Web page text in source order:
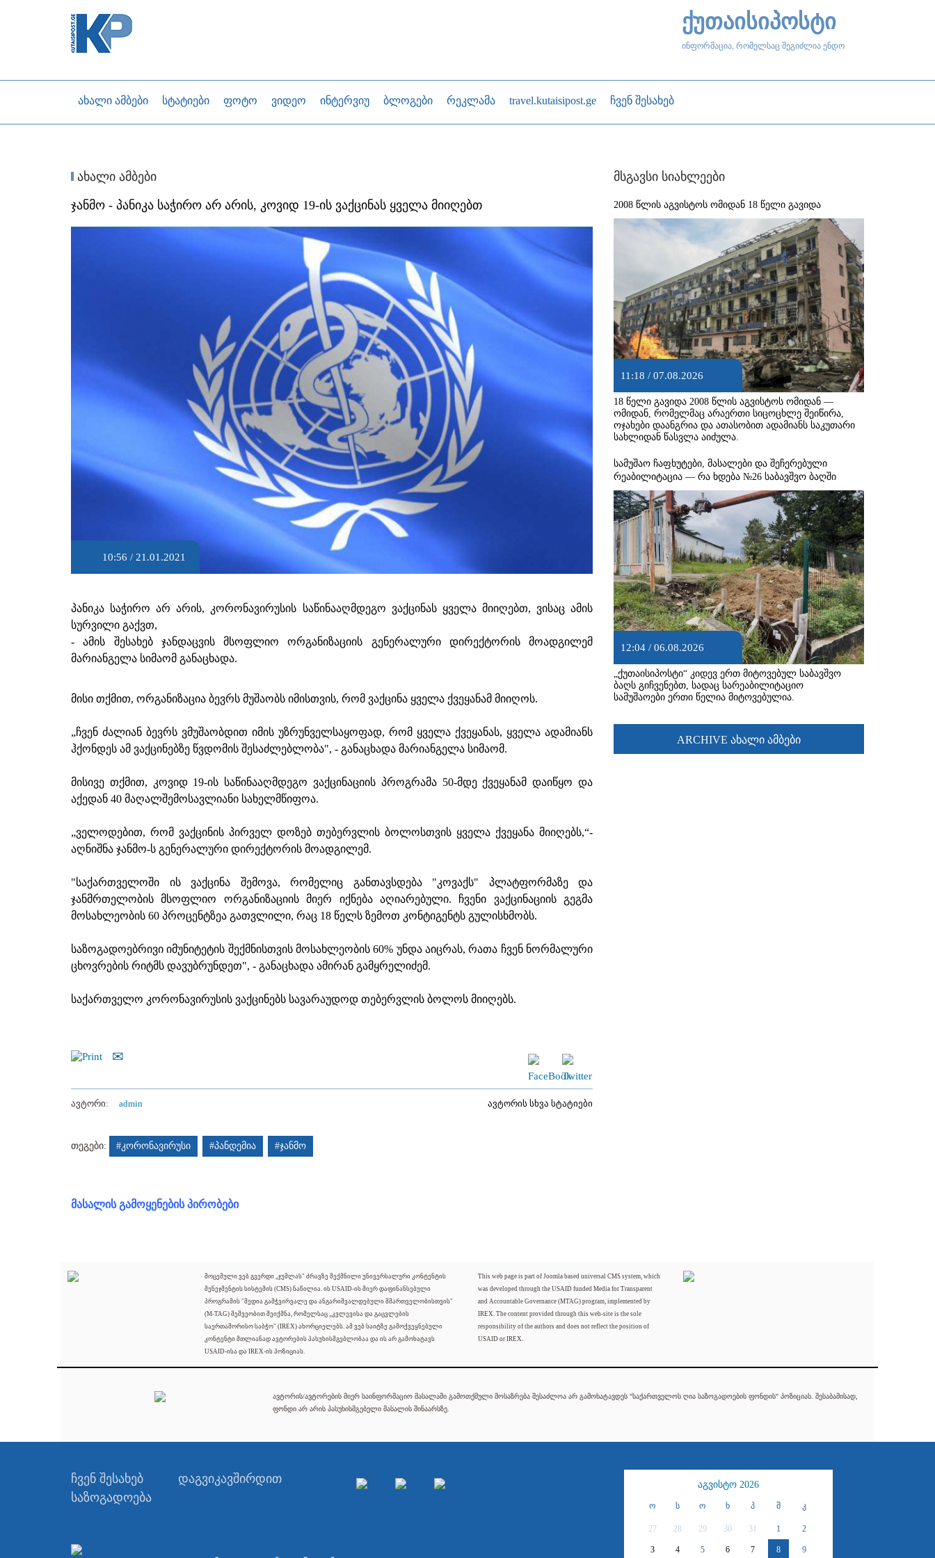
ქუთაისიპოსტი
ინფორმაცია, რომელსაც შეგიძლია ენდო
ახალი ამბები სტატიები ფოტო ვიდეო ინტერვიუ ბლოგები რეკლამა travel.kutaisipost.ge ჩვენ შესახებ
ახალი ამბები
ჯანმო - პანიკა საჭირო არ არის, კოვიდ 19-ის ვაქცინას ყველა მიიღებთ
10:56 / 21.01.2021
პანიკა საჭირო არ არის, კორონავირუსის საწინააღმდეგო ვაქცინას ყველა მიიღებთ, ვისაც ამის
სურვილი გაქვთ,
- ამის შესახებ ჯანდაცვის მსოფლიო ორგანიზაციის გენერალური დირექტორის მოადგილემ
მარიანგელა სიმაომ განაცხადა.
მისი თქმით, ორგანიზაცია ბევრს მუშაობს იმისთვის, რომ ვაქცინა ყველა ქვეყანამ მიიღოს.
„ჩვენ ძალიან ბევრს ვმუშაობდით იმის უზრუნველსაყოფად, რომ ყველა ქვეყანას, ყველა ადამიანს
ჰქონდეს ამ ვაქცინებზე წვდომის შესაძლებლობა", - განაცხადა მარიანგელა სიმაომ.
მისივე თქმით, კოვიდ 19-ის საწინააღმდეგო ვაქცინაციის პროგრამა 50-მდე ქვეყანამ დაიწყო და
აქედან 40 მაღალშემოსავლიანი სახელმწიფოა.
„ველოდებით, რომ ვაქცინის პირველ დოზებ თებერვლის ბოლოსთვის ყველა ქვეყანა მიიღებს,“-
აღნიშნა ჯანმო-ს გენერალური დირექტორის მოადგილემ.
"საქართველოში ის ვაქცინა შემოვა, რომელიც განთავსდება "კოვაქს" პლატფორმაზე და
ჯანმრთელობის მსოფლიო ორგანიზაციის მიერ იქნება აღიარებული. ჩვენი ვაქცინაციის გეგმა
მოსახლეობის 60 პროცენტზეა გათვლილი, რაც 18 წელს ზემოთ კონტიგენტს გულისხმობს.
საზოგადოებრივი იმუნიტეტის შექმნისთვის მოსახლეობის 60% უნდა აიცრას, რათა ჩვენ ნორმალური
ცხოვრების რიტმს დავუბრუნდეთ", - განაცხადა ამირან გამყრელიძემ.
საქართველო კორონავირუსის ვაქცინებს სავარაუდოდ თებერვლის ბოლოს მიიღებს.
ავტორი: admin ავტორის სხვა სტატიები
თეგები: #კორონავირუსი #პანდემია #ჯანმო
მასალის გამოყენების პირობები
მსგავსი სიახლეები
2008 წლის აგვისტოს ომიდან 18 წელი გავიდა
11:18 / 07.08.2026
18 წელი გავიდა 2008 წლის აგვისტოს ომიდან —
ომიდან, რომელმაც არაერთი სიცოცხლე შეიწირა,
ოჯახები დაანგრია და ათასობით ადამიანს საკუთარი
სახლიდან წასვლა აიძულა.
სამუშაო ჩაფხუტები, მასალები და შეჩერებული
რეაბილიტაცია — რა ხდება №26 საბავშვო ბაღში
12:04 / 06.08.2026
„ქუთაისიპოსტი“ კიდევ ერთ მიტოვებულ საბავშვო
ბაღს გიჩვენებთ, სადაც სარეაბილიტაციო
სამუშაოები ერთი წელია მიტოვებულია.
ARCHIVE ახალი ამბები
მოცემული ვებ გვერდი „ჯუმლას" ძრავზე შექმნილი უნივერსალური კონტენტის
მენეჯმენტის სისტემის (CMS) ნაწილია. ის USAID-ის მიერ დაფინანსებული
პროგრამის "მედია გამჭვირვალე და ანგარიშვალდებული მმართველობისთვის"
(M-TAG) მეშვეობით შეიქმნა, რომელსაც „კვლევისა და გაცვლების
საერთაშორისო საბჭო" (IREX) ახორციელებს. ამ ვებ საიტზე გამოქვეყნებული
კონტენტი მთლიანად ავტორების პასუხისმგებლობაა და ის არ გამოხატავს
USAID-ისა და IREX-ის პოზიციას.
This web page is part of Joomla based universal CMS system, which
was developed through the USAID funded Media for Transparent
and Accountable Governance (MTAG) program, implemented by
IREX. The content provided through this web-site is the sole
responsibility of the authors and does not reflect the position of
USAID or IREX.
ავტორის/ავტორების მიერ საინფორმაციო მასალაში გამოთქმული მოსაზრება შესაძლოა არ გამოხატავდეს "საქართველოს ღია საზოგადოების ფონდის" პოზიციას. შესაბამისად,
ფონდი არ არის პასუხისმგებელი მასალის შინაარსზე.
ჩვენ შესახებ
დაგვიკავშირდით
საზოგადოება
აგვისტო 2026
ო ს ო ხ პ შ კ
27 28 29 30 31 1 2
3 4 5 6 7 8 9